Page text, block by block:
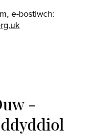
e-bostiwch:
-